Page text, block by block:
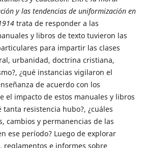
y las tendencias de uniformización en
trata de responder a las
y libros de texto tuvieron las
para impartir las clases
urbanidad, doctrina cristiana,
¿qué instancias vigilaron el
de acuerdo con los
el impacto de estos manuales y libros
tanta resistencia hubo?, ¿cuáles
cambios y permanencias de las
ese período? Luego de explorar
reglamentos e informes sobre